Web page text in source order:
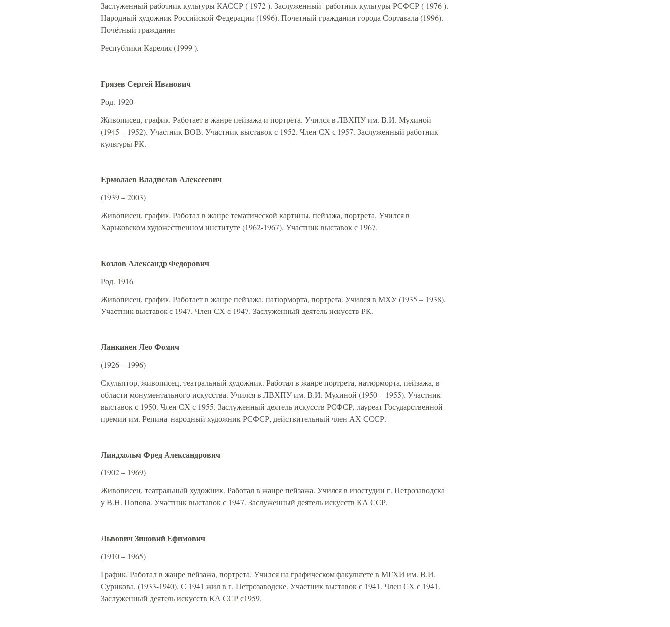
Заслуженный работник культуры КАССР ( 1972 ). Заслуженный работник культуры РСФСР ( 1976 ).
Народный художник Российской Федерации (1996). Почетный гражданин города Сортавала (1996).
Почётный гражданин
Республики Карелия (1999 ).
Грязев Сергей Иванович
Род. 1920
Живописец, график. Работает в жанре пейзажа и портрета. Учился в ЛВХПУ им. В.И. Мухиной
(1945 – 1952). Участник ВОВ. Участник выставок с 1952. Член СХ с 1957. Заслуженный работник
культуры РК.
Ермолаев Владислав Алексеевич
(1939 – 2003)
Живописец, график. Работал в жанре тематической картины, пейзажа, портрета. Учился в
Харьковском художественном институте (1962-1967). Участник выставок с 1967.
Козлов Александр Федорович
Род. 1916
Живописец, график. Работает в жанре пейзажа, натюрморта, портрета. Учился в МХУ (1935 – 1938).
Участник выставок с 1947. Член СХ с 1947. Заслуженный деятель искусств РК.
Ланкинен Лео Фомич
(1926 – 1996)
Скульптор, живописец, театральный художник. Работал в жанре портрета, натюрморта, пейзажа, в
области монументального искусства. Учился в ЛВХПУ им. В.И. Мухиной (1950 – 1955). Участник
выставок с 1950. Член СХ с 1955. Заслуженный деятель искусств РСФСР, лауреат Государственной
премии им. Репина, народный художник РСФСР, действительный член АХ СССР.
Линдхольм Фред Александрович
(1902 – 1969)
Живописец, театральный художник. Работал в жанре пейзажа. Учился в изостудии г. Петрозаводска
у В.Н. Попова. Участник выставок с 1947. Заслуженный деятель искусств КА ССР.
Львович Зиновий Ефимович
(1910 – 1965)
График. Работал в жанре пейзажа, портрета. Учился на графическом факультете в МГХИ им. В.И.
Сурикова. (1933-1940). С 1941 жил в г. Петрозаводске. Участник выставок с 1941. Член СХ с 1941.
Заслуженный деятель искусств КА ССР с1959.